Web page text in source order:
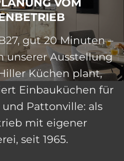
gut 20 Minuten –
unserer Ausstellung
Küchen plant,
Einbauküchen für
Pattonville: als
mit eigener
seit 1965.